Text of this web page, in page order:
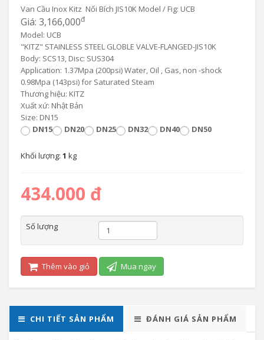
Van Cầu Inox Kitz Nối Bích JIS10K Model / Fig: UCB
Giá: 3,166,000đ
Model: UCB
"KITZ" STAINLESS STEEL GLOBLE VALVE-FLANGED-JIS10K
Body: SCS13, Disc: SUS304
Application: 1.37Mpa (200psi) Water, Oil , Gas, non -shock
0.98Mpa (143psi) for Saturated Steam
Thương hiệu: KITZ
Xuất xứ: Nhật Bản
Size: DN15
DN15
DN20 DN25 DN32 DN40 DN50
Khối lượng: 1 kg
434.000 đ
Số lượng
Thêm vào giỏ Mua ngay
CHI TIẾT SẢN PHẨM ĐÁNH GIÁ SẢN PHẨM